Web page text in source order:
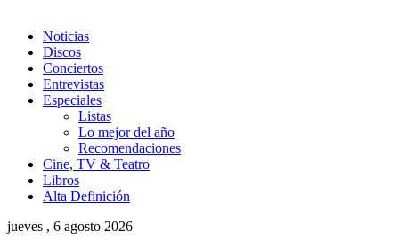
Noticias
Discos
Conciertos
Entrevistas
Especiales
Listas
Lo mejor del año
Recomendaciones
Cine, TV & Teatro
Libros
Alta Definición
jueves , 6 agosto 2026